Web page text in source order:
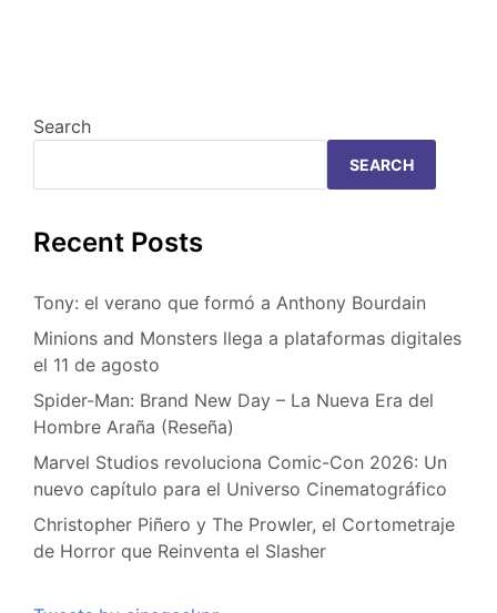
Search
SEARCH
Recent Posts
Tony: el verano que formó a Anthony Bourdain
Minions and Monsters llega a plataformas digitales
el 11 de agosto
Spider-Man: Brand New Day – La Nueva Era del
Hombre Araña (Reseña)
Marvel Studios revoluciona Comic-Con 2026: Un
nuevo capítulo para el Universo Cinematográfico
Christopher Piñero y The Prowler, el Cortometraje
de Horror que Reinventa el Slasher